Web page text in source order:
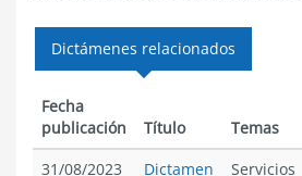
Dictámenes relacionados
Fecha
publicación
Título Temas
31/08/2023
Dictamen
Servicios